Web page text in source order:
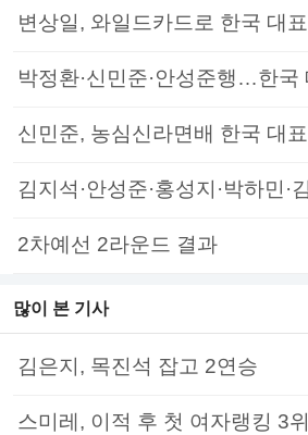
변상일, 와일드카드로 한국 대
박정환·신민준·안성준행…한국
신민준, 농심신라면배 한국 대
김지석·안성준·홍성지·박하민·
2차예선 2라운드 결과
많이 본 기사
김은지, 목진석 잡고 2연승
스미레, 이적 후 첫 여자랭킹 3위